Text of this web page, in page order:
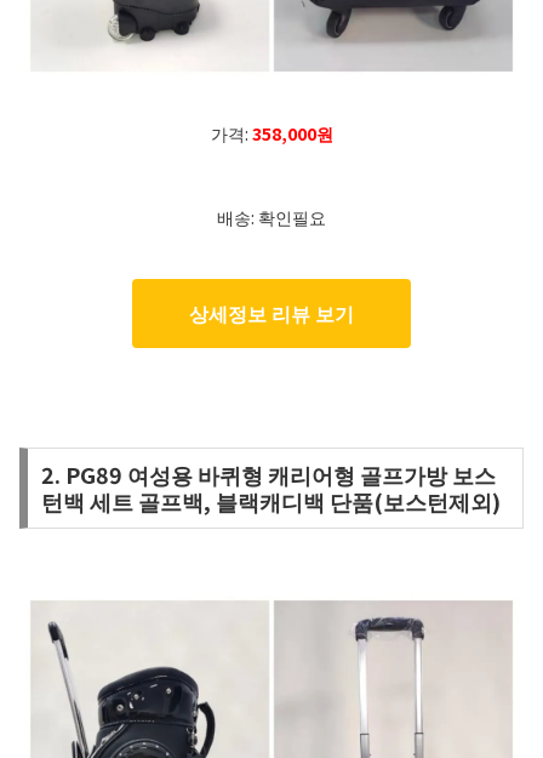
가격:358,000원
배송: 확인필요
상세정보 리뷰 보기
2. PG89 여성용 바퀴형 캐리어형 골프가방 보스
턴백 세트 골프백, 블랙캐디백 단품(보스턴제외)